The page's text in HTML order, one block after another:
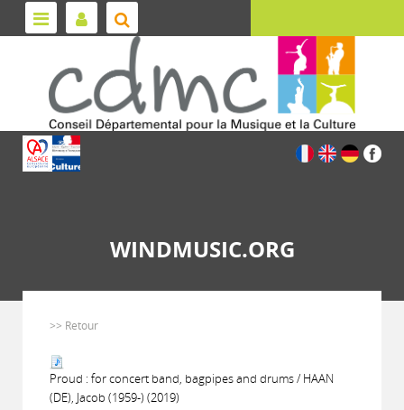
WINDMUSIC.ORG
>> Retour
Proud : for concert band, bagpipes and drums / HAAN
(DE), Jacob (1959-) (2019)